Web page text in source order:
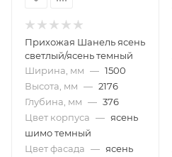
Прихожая Шанель ясень
светлый/ясень темный
Ширина, мм — 1500
Высота, мм — 2176
Глубина, мм — 376
Цвет корпуса — ясень
шимо темный
Цвет фасада — ясень